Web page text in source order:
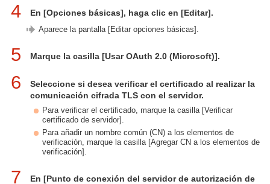
4 En [Opciones básicas], haga clic en [Editar].
Aparece la pantalla [Editar opciones básicas].
5 Marque la casilla [Usar OAuth 2.0 (Microsoft)].
6
Seleccione si desea verificar el certificado al realizar la
comunicación cifrada TLS con el servidor.
Para verificar el certificado, marque la casilla [Verificar
certificado de servidor].
Para añadir un nombre común (CN) a los elementos de
verificación, marque la casilla [Agregar CN a los elementos de
verificación].
7
En [Punto de conexión del servidor de autorización de